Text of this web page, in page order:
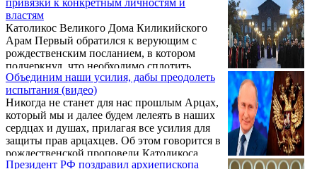
...
ожидании нового цикла, подарков и теплых
традиций.
привязки к конкретным личностям и
властям
Католикос Великого Дома Киликийского
Арам Первый обратился к верующим с
рождественским посланием, в котором
подчеркнул, что необходимо сплотить
национальные силы, бороться с
опасностями, угрожающими Родине, и
укреплять Армению.
Объединим наши усилия, дабы преодолеть
испытания (видео)
Никогда не станет для нас прошлым Арцах,
который мы и далее будем лелеять в наших
сердцах и душах, прилагая все усилия для
защиты прав арцахцев. Об этом говорится в
рождественской проповеди Католикоса
Всех армян Гарегина Второго.
Президент РФ поздравил архиепископа